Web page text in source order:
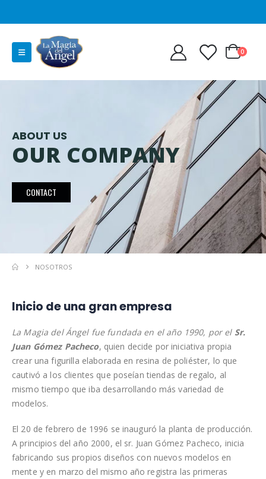
0
ABOUT US
OUR COMPANY
CONTACT
NOSOTROS
Inicio de una gran empresa
La Magia del Ángel fue fundada en el año 1990, por el Sr.
Juan Gómez Pacheco, quien decide por iniciativa propia
crear una figurilla elaborada en resina de poliéster, lo que
cautivó a los clientes que poseían tiendas de regalo, al
mismo tiempo que iba desarrollando más variedad de
modelos.
El 20 de febrero de 1996 se inauguró la planta de producción.
A principios del año 2000, el sr. Juan Gómez Pacheco, inicia
fabricando sus propios diseños con nuevos modelos en
mente y en marzo del mismo año registra las primeras